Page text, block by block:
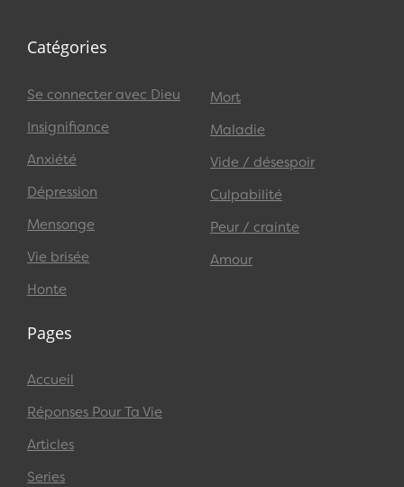
Catégories
Se connecter avec Dieu
Insignifiance
Anxiété
Dépression
Mensonge
Vie brisée
Honte
Mort
Maladie
Vide / désespoir
Culpabilité
Peur / crainte
Amour
Pages
Accueil
Réponses Pour Ta Vie
Articles
Series